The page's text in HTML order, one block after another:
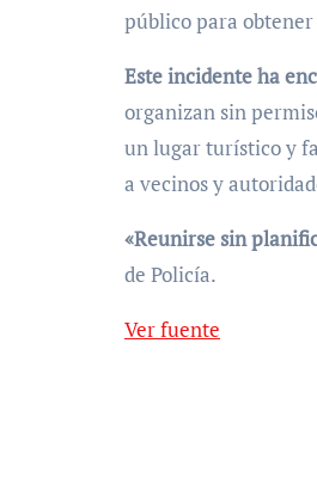
público para obtener
Este incidente ha
organizan sin
un lugar turístico y
a vecinos y
«Reunirse sin
de Policía.
Ver fuente